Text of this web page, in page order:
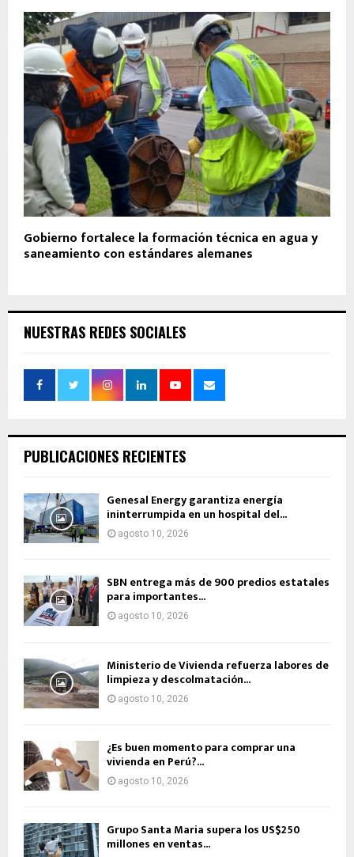
Gobierno fortalece la formación técnica en agua y
saneamiento con estándares alemanes
NUESTRAS REDES SOCIALES
PUBLICACIONES RECIENTES
Genesal Energy garantiza energía
ininterrumpida en un hospital del...
agosto 10, 2026
SBN entrega más de 900 predios estatales
para importantes...
agosto 10, 2026
Ministerio de Vivienda refuerza labores de
limpieza y descolmatación...
agosto 10, 2026
¿Es buen momento para comprar una
vivienda en Perú?...
agosto 10, 2026
Grupo Santa Maria supera los US$250
millones en ventas...